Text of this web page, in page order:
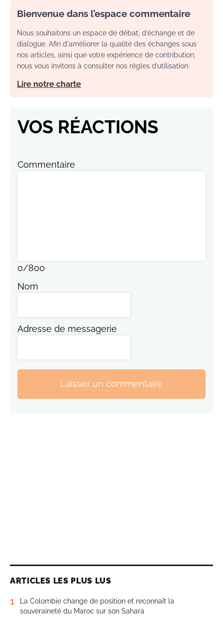
Bienvenue dans l’espace commentaire
Nous souhaitons un espace de débat, d’échange et de
dialogue. Afin d'améliorer la qualité des échanges sous
nos articles, ainsi que votre expérience de contribution,
nous vous invitons à consulter nos règles d’utilisation.
Lire notre charte
VOS RÉACTIONS
Commentaire
0/800
Nom
Adresse de messagerie
Laisser un commentaire
ARTICLES LES PLUS LUS
1
La Colombie change de position et reconnaît la
souveraineté du Maroc sur son Sahara